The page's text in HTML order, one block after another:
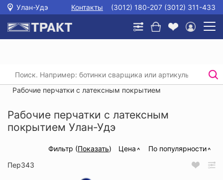
Улан-Удэ Контакты (3012) 180-207 (3012) 311-433
Главная / /
Перчатки текстильные с покрытием
Рабочие перчатки с латексным покрытием
Рабочие перчатки с латексным
покрытием Улан-Удэ
Фильтр (Показать) Цена
По популярности
Пер343